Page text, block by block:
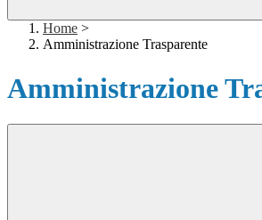
Home >
Amministrazione Trasparente
Amministrazione